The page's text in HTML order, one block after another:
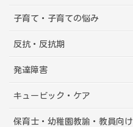
子育て・子育ての悩み
反抗・反抗期
発達障害
キュービック・ケア
保育士・幼稚園教諭・教員向け